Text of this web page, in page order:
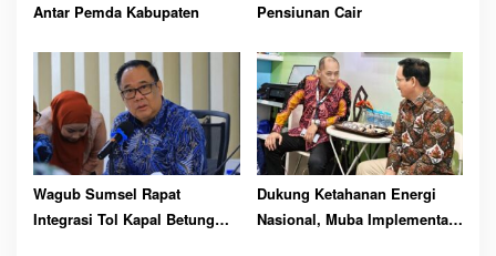
Antar Pemda Kabupaten
Pensiunan Cair
Wagub Sumsel Rapat
Integrasi Tol Kapal Betung
Dukung Ketahanan Energi
Nasional, Muba Implementasi